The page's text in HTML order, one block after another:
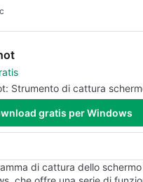
Strumento di cattura
gratis per Windows
di cattura dello